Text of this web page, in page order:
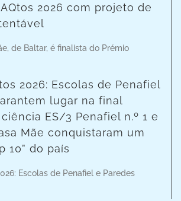
2026 com projeto de
de Baltar, é finalista do Prémio
2026: Escolas de Penafiel
lugar na final
ES/3 Penafiel n.º 1 e
Mãe conquistaram um
10” do país
Escolas de Penafiel e Paredes